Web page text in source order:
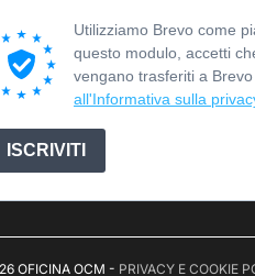
Utilizziamo Brevo come
questo modulo, accetti
vengano trasferiti a
all'Informativa sulla
ISCRIVITI
OFICINA OCM - PRIVACY E COOKIE